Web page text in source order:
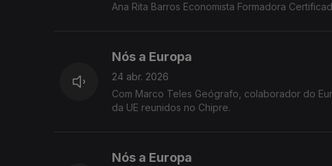
Ana Rita Barros Economista Formadora
Nós a Europa
24 abr. 2026
Com Marco Teles Geógrafo, colaborador do
da UE reunidos no Chipre.
Nós a Europa